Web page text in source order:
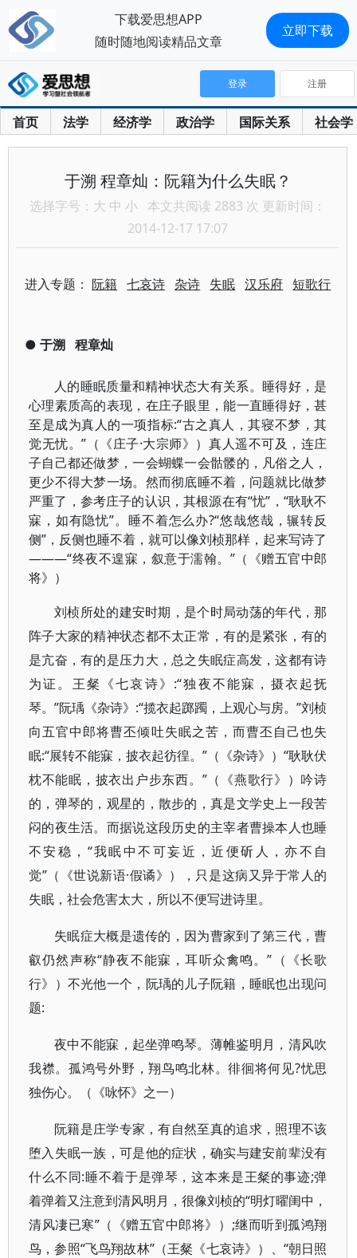
首页 法学 经济学 政治学 国际关系 社会学
登录 注册
于溯 程章灿：阮籍为什么失眠？
选择字号： 大 中 小 本文共阅读 2883 次 更新时间：
2014-12-17 17:07
进入专题： 阮籍 七哀诗 杂诗 失眠 汉乐府 短歌行
● 于溯 程章灿
人的睡眠质量和精神状态大有关系。睡得好，是
心理素质高的表现，在庄子眼里，能一直睡得好，甚
至是成为真人的一项指标:“古之真人，其寝不梦，其
觉无忧。”（《庄子·大宗师》）真人遥不可及，连庄
子自己都还做梦，一会蝴蝶一会骷髅的，凡俗之人，
更少不得大梦一场。然而彻底睡不着，问题就比做梦
严重了，参考庄子的认识，其根源在有“忧”，“耿耿不
寐，如有隐忧”。睡不着怎么办?“悠哉悠哉，辗转反
侧”，反侧也睡不着，就可以像刘桢那样，起来写诗了
———“终夜不遑寐，叙意于濡翰。”（《赠五官中郎
将》）
刘桢所处的建安时期，是个时局动荡的年代，那
阵子大家的精神状态都不太正常，有的是紧张，有的
是亢奋，有的是压力大，总之失眠症高发，这都有诗
为证。王粲《七哀诗》:“独夜不能寐，摄衣起抚
琴。”阮瑀《杂诗》:“揽衣起踯躅，上观心与房。”刘桢
向五官中郎将曹丕倾吐失眠之苦，而曹丕自己也失
眠:“展转不能寐，披衣起彷徨。”（《杂诗》）“耿耿伏
枕不能眠，披衣出户步东西。”（《燕歌行》）吟诗
的，弹琴的，观星的，散步的，真是文学史上一段苦
闷的夜生活。而据说这段历史的主宰者曹操本人也睡
不安稳，“我眠中不可妄近，近便斫人，亦不自
觉”（《世说新语·假谲》），只是这病又异于常人的
失眠，社会危害太大，所以不便写进诗里。
失眠症大概是遗传的，因为曹家到了第三代，曹
叡仍然声称“静夜不能寐，耳听众禽鸣。”（《长歌
行》）不光他一个，阮瑀的儿子阮籍，睡眠也出现问
题:
夜中不能寐，起坐弹鸣琴。薄帷鉴明月，清风吹
我襟。孤鸿号外野，翔鸟鸣北林。徘徊将何见?忧思
独伤心。（《咏怀》之一）
阮籍是庄学专家，有自然至真的追求，照理不该
堕入失眠一族，可是他的症状，确实与建安前辈没有
什么不同:睡不着于是弹琴，这本来是王粲的事迹;弹
着弹着又注意到清风明月，很像刘桢的“明灯曜闺中，
清风凄已寒”（《赠五官中郎将》）;继而听到孤鸿翔
鸟，参照“飞鸟翔故林”（王粲《七哀诗》）、“朝日照
下载爱思想APP
随时随地阅读精品文章
立即下载